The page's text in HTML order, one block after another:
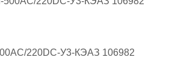
220DC-У3-КЭАЗ 106982